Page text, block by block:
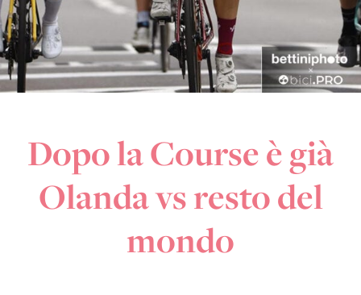
Dopo la Course è già
Olanda vs resto del
mondo